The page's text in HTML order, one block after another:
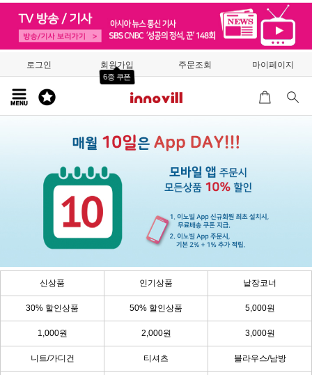
로그인 회원가입
6종 쿠폰
주문조회 마이페이지
신상품 인기상품 낱장코너
30% 할인상품 50% 할인상품 5,000원
1,000원 2,000원 3,000원
니트/가디건 티셔츠 블라우스/남방